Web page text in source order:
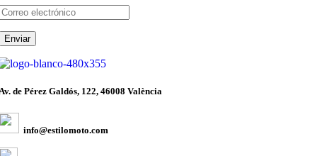
de Pérez Galdós, 122, 46008 València
info@estilomoto.com